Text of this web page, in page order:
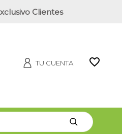
Clientes
TU CUENTA